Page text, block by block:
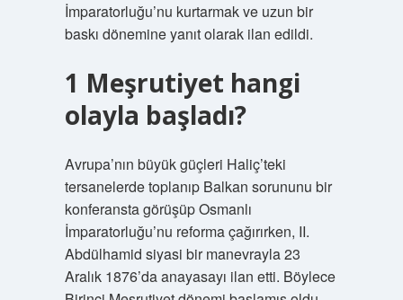
İmparatorluğu’nu kurtarmak ve uzun bir
baskı dönemine yanıt olarak ilan edildi.
1 Meşrutiyet hangi
olayla başladı?
Avrupa’nın büyük güçleri Haliç’teki
tersanelerde toplanıp Balkan sorununu bir
konferansta görüşüp Osmanlı
İmparatorluğu’nu reforma çağırırken, II.
Abdülhamid siyasi bir manevrayla 23
Aralık 1876’da anayasayı ilan etti. Böylece